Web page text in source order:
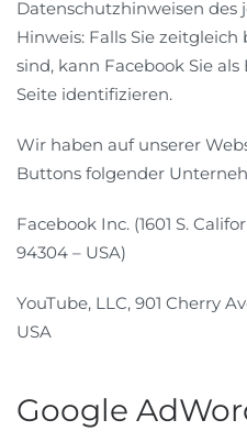
Datenschutzhinweisen des
Hinweis: Falls Sie
sind, kann Facebook Sie
Seite identifizieren.
Wir haben auf unserer
Buttons folgender
Facebook Inc. (1601 S.
94304 – USA)
YouTube, LLC, 901 Cherry
USA
Google